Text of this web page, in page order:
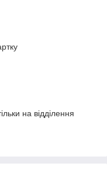
на відділення